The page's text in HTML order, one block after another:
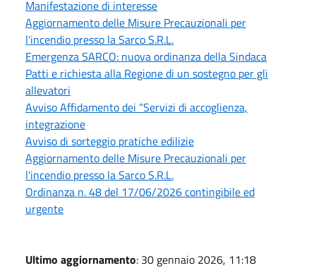
Manifestazione di interesse
Aggiornamento delle Misure Precauzionali per
l'incendio presso la Sarco S.R.L.
Emergenza SARCO: nuova ordinanza della Sindaca
Patti e richiesta alla Regione di un sostegno per gli
allevatori
Avviso Affidamento dei “Servizi di accoglienza,
integrazione
Avviso di sorteggio pratiche edilizie
Aggiornamento delle Misure Precauzionali per
l'incendio presso la Sarco S.R.L.
Ordinanza n. 48 del 17/06/2026 contingibile ed
urgente
Ultimo aggiornamento: 30 gennaio 2026, 11:18